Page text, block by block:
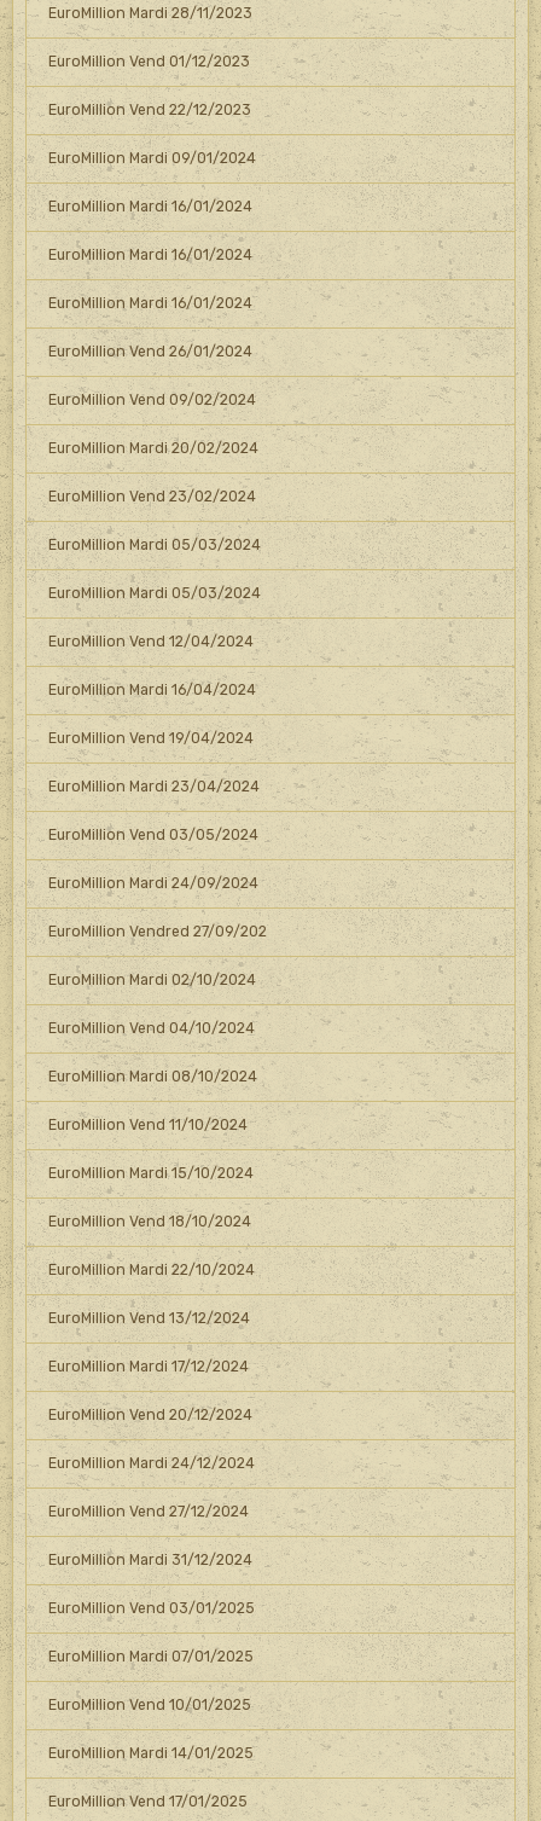
EuroMillion Mardi 28/11/2023
EuroMillion Vend 01/12/2023
EuroMillion Vend 22/12/2023
EuroMillion Mardi 09/01/2024
EuroMillion Mardi 16/01/2024
EuroMillion Mardi 16/01/2024
EuroMillion Mardi 16/01/2024
EuroMillion Vend 26/01/2024
EuroMillion Vend 09/02/2024
EuroMillion Mardi 20/02/2024
EuroMillion Vend 23/02/2024
EuroMillion Mardi 05/03/2024
EuroMillion Mardi 05/03/2024
EuroMillion Vend 12/04/2024
EuroMillion Mardi 16/04/2024
EuroMillion Vend 19/04/2024
EuroMillion Mardi 23/04/2024
EuroMillion Vend 03/05/2024
EuroMillion Mardi 24/09/2024
EuroMillion Vendred 27/09/202
EuroMillion Mardi 02/10/2024
EuroMillion Vend 04/10/2024
EuroMillion Mardi 08/10/2024
EuroMillion Vend 11/10/2024
EuroMillion Mardi 15/10/2024
EuroMillion Vend 18/10/2024
EuroMillion Mardi 22/10/2024
EuroMillion Vend 13/12/2024
EuroMillion Mardi 17/12/2024
EuroMillion Vend 20/12/2024
EuroMillion Mardi 24/12/2024
EuroMillion Vend 27/12/2024
EuroMillion Mardi 31/12/2024
EuroMillion Vend 03/01/2025
EuroMillion Mardi 07/01/2025
EuroMillion Vend 10/01/2025
EuroMillion Mardi 14/01/2025
EuroMillion Vend 17/01/2025